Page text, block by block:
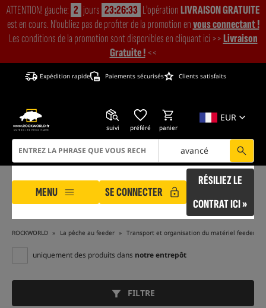
ATTENTION! gauche: 2 jours 23:26:32 L'opérationLIVRAISON GRATUITE
est en cours. N'oubliez pas de profiter de la promotion envous connectant !
Les conditions de la promotion sont disponibles en cliquant ici >>Livraison
Gratuite !<<
Expédition rapide Paiements sécurisés Clients satisfaits
EUR
suivi préféré panier
avancé
MENU SE CONNECTER
RÉSILIEZ LE
CONTRAT ICI »
ROCKWORLD La pêche au feeder Transport et organisation du matériel feeder
uniquement des produits dans notre entrepôt
FILTRE